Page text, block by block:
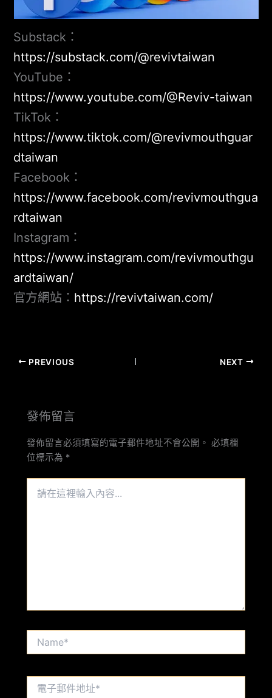
Substack：
https://substack.com/@revivtaiwan
YouTube：
https://www.youtube.com/@Reviv-taiwan
TikTok：
https://www.tiktok.com/@revivmouthguar
dtaiwan
Facebook：
https://www.facebook.com/revivmouthgua
rdtaiwan
Instagram：
https://www.instagram.com/revivmouthgu
ardtaiwan/
官方網站： https://revivtaiwan.com/
PREVIOUS NEXT
發佈留言
發佈留言必須填寫的電子郵件地址不會公開。 必填欄
位標示為 *